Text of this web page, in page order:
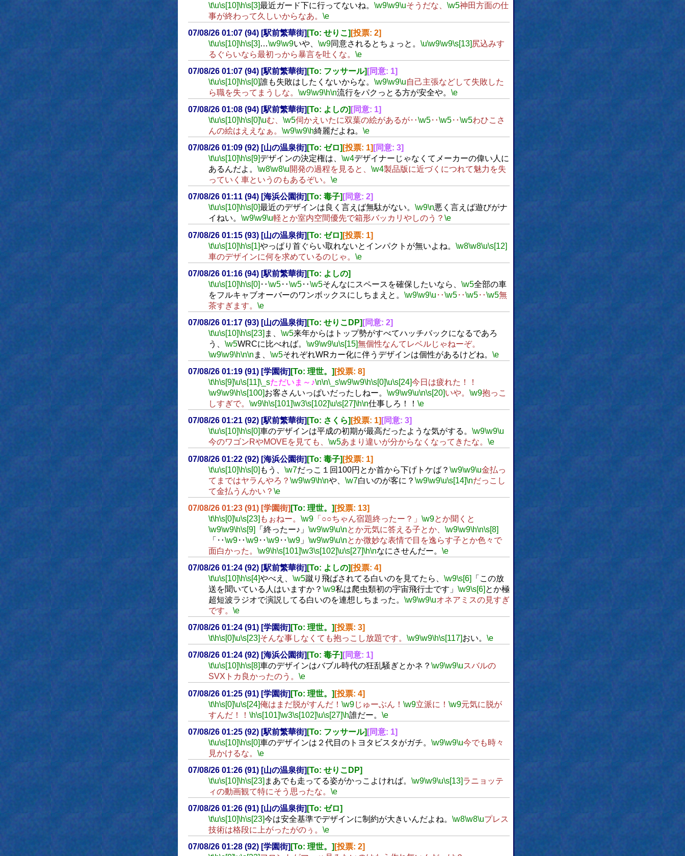
\t\u\s[10]\h\s[3]最近ガード下に行ってないね。 \w9\w9\uそうだな、 \w5神田方面の仕
事が終わって久しいからなあ。 \e
07/08/26 01:07 (94) [駅前繁華街] [To: せりこ] [投票: 2]
\t\u\s[10]\h\s[3] …\w9\w9いや、 \w9同意されるとちょっと。 \u\w9\w9\s[13] 尻込みす
るぐらいなら最初っから暴言を吐くな。 \e
07/08/26 01:07 (94) [駅前繁華街] [To: フッサール] [同意: 1]
\t\u\s[10]\h\s[0]誰も失敗はしたくないからな。 \w9\w9\u自己主張などして失敗した
ら職を失ってまうしな。 \w9\w9\h\n流行をパクっとる方が安全や。 \e
07/08/26 01:08 (94) [駅前繁華街] [To: よしの] [同意: 1]
\t\u\s[10]\h\s[0]\uむ、 \w5伺かえいたに双葉の絵があるが‥\w5‥\w5‥\w5わひこさ
んの絵はええなぁ。 \w9\w9\h綺麗だよね。 \e
07/08/26 01:09 (92) [山の温泉街] [To: ゼロ] [投票: 1] [同意: 3]
\t\u\s[10]\h\s[9]デザインの決定権は、 \w4デザイナーじゃなくてメーカーの偉い人に
あるんだよ。 \w8\w8\u開発の過程を見ると、 \w4製品版に近づくにつれて魅力を失
っていく車というのもあるぞい。 \e
07/08/26 01:11 (94) [海浜公園街] [To: 毒子] [同意: 2]
\t\u\s[10] \h\s[0] 最近のデザインは良く言えば無駄がない。 \w9\n悪く言えば遊びがナ
イねい。 \w9\w9\u軽とか室内空間優先で箱形バッカリやしのう？ \e
07/08/26 01:15 (93) [山の温泉街] [To: ゼロ] [投票: 1]
\t\u\s[10]\h\s[1]やっぱり首ぐらい取れないとインパクトが無いよね。 \w8\w8\u\s[12]
車のデザインに何を求めているのじゃ。 \e
07/08/26 01:16 (94) [駅前繁華街] [To: よしの]
\t\u\s[10]\h\s[0] ‥\w5‥\w5‥\w5そんなにスペースを確保したいなら、 \w5全部の車
をフルキャブオーバーのワンボックスにしちまえと。 \w9\w9\u ‥\w5‥\w5‥\w5無
茶すぎます。 \e
07/08/26 01:17 (93) [山の温泉街] [To: せりこDP] [同意: 2]
\t\u\s[10]\h\s[23] ま、 \w5来年からはトップ勢がすべてハッチバックになるであろ
う、 \w5WRCに比べれば。 \w9\w9\u\s[15]無個性なんてレベルじゃねーぞ。
\w9\w9\h\n\n ま、 \w5それぞれWRカー化に伴うデザインは個性があるけどね。 \e
07/08/26 01:19 (91) [学園街] [To: 理世。] [投票: 8]
\t\h\s[9]\u\s[11]\_sただいま～♪\n\n\_s\w9\w9\h\s[0]\u\s[24]今日は疲れた！！
\w9\w9\h\s[100]お客さんいっぱいだったしねー。 \w9\w9\u\n\s[20]いや。 \w9抱っこ
しすぎで。 \w9\h\s[101]\w3\s[102]\u\s[27]\h\n仕事しろ！！ \e
07/08/26 01:21 (92) [駅前繁華街] [To: さくら] [投票: 1] [同意: 3]
\t\u\s[10]\h\s[0]車のデザインは平成の初期が最高だったような気がする。 \w9\w9\u
今のワゴンRやMOVEを見ても、 \w5あまり違いが分からなくなってきたな。 \e
07/08/26 01:22 (92) [海浜公園街] [To: 毒子] [投票: 1]
\t\u\s[10]\h\s[0] もう、 \w7だっこ１回100円とか首から下げトケば？ \w9\w9\u金払っ
てまではヤラんやろ？ \w9\w9\h\nや、 \w7白いのが客に？ \w9\w9\u\s[14]\nだっこし
て金払うんかい？ \e
07/08/26 01:23 (91) [学園街] [To: 理世。] [投票: 13]
\t\h\s[0]\u\s[23] もぉねー。 \w9「○○ちゃん宿題終ったー？」 \w9とか聞くと
\w9\w9\h\s[9] 「終ったー♪」 \w9\w9\u\nとか元気に答える子とか、 \w9\w9\h\n\s[8]
「‥\w9‥\w9‥\w9‥\w9」 \w9\w9\u\nとか微妙な表情で目を逸らす子とか色々で
面白かった。 \w9\h\s[101]\w3\s[102]\u\s[27]\h\nなにさせんだー。 \e
07/08/26 01:24 (92) [駅前繁華街] [To: よしの] [投票: 4]
\t\u\s[10]\h\s[4]やべえ、 \w5蹴り飛ばされてる白いのを見てたら、 \w9\s[6] 「この放
送を聞いている人はいますか？ \w9私は爬虫類初の宇宙飛行士です」 \w9\s[6] とか極
超短波ラジオで演説してる白いのを連想しちまった。 \w9\w9\uオネアミスの見すぎ
です。 \e
07/08/26 01:24 (91) [学園街] [To: 理世。] [投票: 3]
\t\h\s[0]\u\s[23]そんな事しなくても抱っこし放題です。 \w9\w9\h\s[117]おい。 \e
07/08/26 01:24 (92) [海浜公園街] [To: 毒子] [同意: 1]
\t\u\s[10]\h\s[8]車のデザインはバブル時代の狂乱騒ぎとかネ？ \w9\w9\uスバルの
SVXトカ良かったのう。 \e
07/08/26 01:25 (91) [学園街] [To: 理世。] [投票: 4]
\t\h\s[0]\u\s[24]俺はまだ脱がすんだ！ \w9じゅーぶん！ \w9立派に！ \w9元気に脱が
すんだ！！ \h\s[101]\w3\s[102]\u\s[27]\h誰だー。 \e
07/08/26 01:25 (92) [駅前繁華街] [To: フッサール] [同意: 1]
\t\u\s[10]\h\s[0]車のデザインは２代目のトヨタビスタがガチ。 \w9\w9\u今でも時々
見かけるな。 \e
07/08/26 01:26 (91) [山の温泉街] [To: せりこDP]
\t\u\s[10]\h\s[23] まあでも走ってる姿がかっこよければ。 \w9\w9\u\s[13]ラニョッテ
ィの動画観て特にそう思ったな。 \e
07/08/26 01:26 (91) [山の温泉街] [To: ゼロ]
\t\u\s[10]\h\s[23]今は安全基準でデザインに制約が大きいんだよね。 \w8\w8\uプレス
技術は格段に上がったがのぅ。 \e
07/08/26 01:28 (92) [学園街] [To: 理世。] [投票: 2]